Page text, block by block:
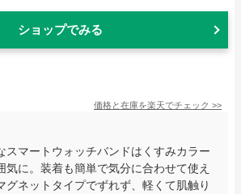
ショップでみる
価格と在庫を楽天でチェック >>
スマートウォッチバンドはくすみカラー
気に。装着も簡単で気分に合わせて使え
グネットタイプでずれず、軽くて肌触り